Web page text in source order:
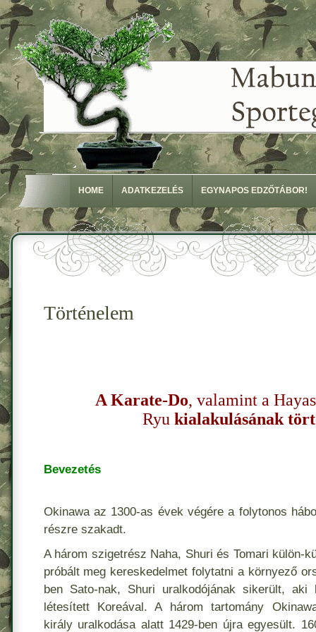
HOME ADATKEZELÉS EGYNAPOS EDZŐTÁBOR!
Történelem
A Karate-Do, valamint a
Ryu kialakulásának
Bevezetés
Okinawa az 1300-as évek végére a folytonos
részre szakadt.
A három szigetrész Naha, Shuri és Tomari külön-
próbált meg kereskedelmet folytatni a környező
ben Sato-nak, Shuri uralkodójának sikerült, aki
létesített Koreával. A három tartomány
király uralkodása alatt 1429-ben újra egyesült.